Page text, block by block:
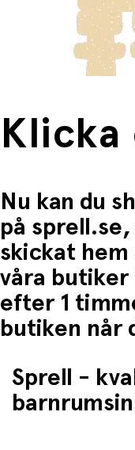
Torkas av
Förvaras torrt
Lektips och
Använd som
sommarfesten
Perfekt för
frakten för dessa
Fri frakt när du
Klicka
Nu kan du
på
skickat hem
våra butiker
efter 1
butiken når
Sprell -